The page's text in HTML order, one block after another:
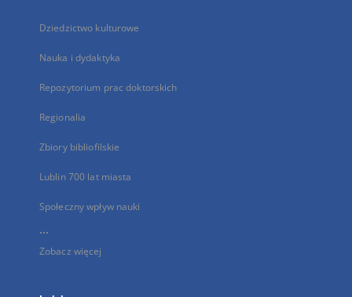
Dziedzictwo kulturowe
Nauka i dydaktyka
Repozytorium prac doktorskich
Regionalia
Zbiory bibliofilskie
Lublin 700 lat miasta
Społeczny wpływ nauki
...
Zobacz więcej